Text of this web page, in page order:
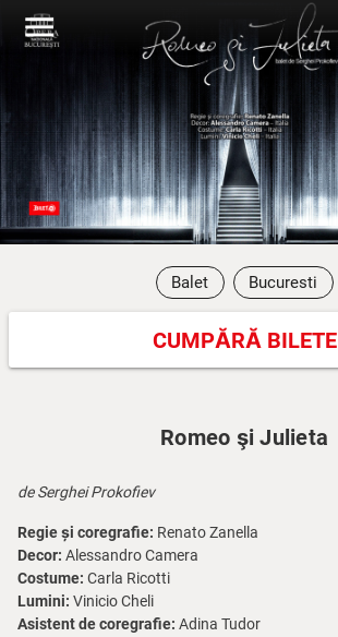
menu
Balet Bucuresti
CUMPĂRĂ BILETE
Romeo şi Julieta
de Serghei Prokofiev
Regie și coregrafie: Renato Zanella
Decor: Alessandro Camera
Costume: Carla Ricotti
Lumini: Vinicio Cheli
Asistent de coregrafie: Adina Tudor